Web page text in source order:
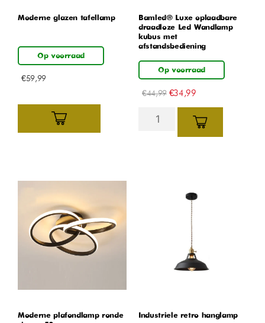
Moderne glazen tafellamp
Op voorraad
€59,99
Bamled® Luxe oplaadbare
draadloze Led Wandlamp
kubus met
afstandsbediening
Op voorraad
€44,99 €34,99
Moderne plafondlamp ronde
Industriele retro hanglamp